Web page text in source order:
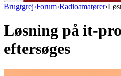
Brugtgrej›Forum›Radioamatører›
Løsning på it-
eftersøges